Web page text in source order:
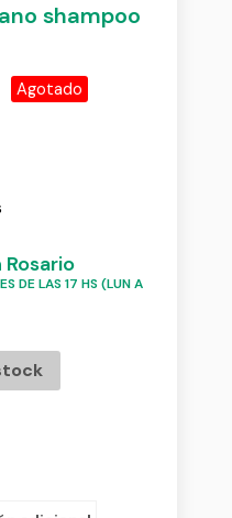
shampoo
Agotado
DE LAS 17 HS (LUN A